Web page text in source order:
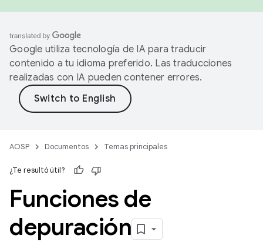
Google utiliza tecnología de IA para traducir
contenido a tu idioma preferido. Las traducciones
realizadas con IA pueden contener errores.
AOSP Documentos Temas principales
¿Te resultó útil?
Funciones de
depuración